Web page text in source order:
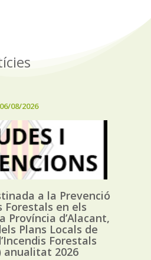
06/08/2026
a la Prevenció
Forestals en els
Província d’Alacant,
Plans Locals de
Forestals
anualitat 2026